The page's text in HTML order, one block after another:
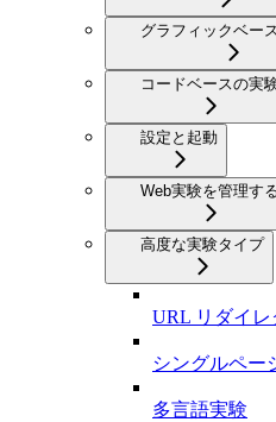
グラフィックベー
コードベースの実
設定と起動
Web実験を管理す
高度な実験タイプ
URL リダイレ
シングルペー
多言語実験